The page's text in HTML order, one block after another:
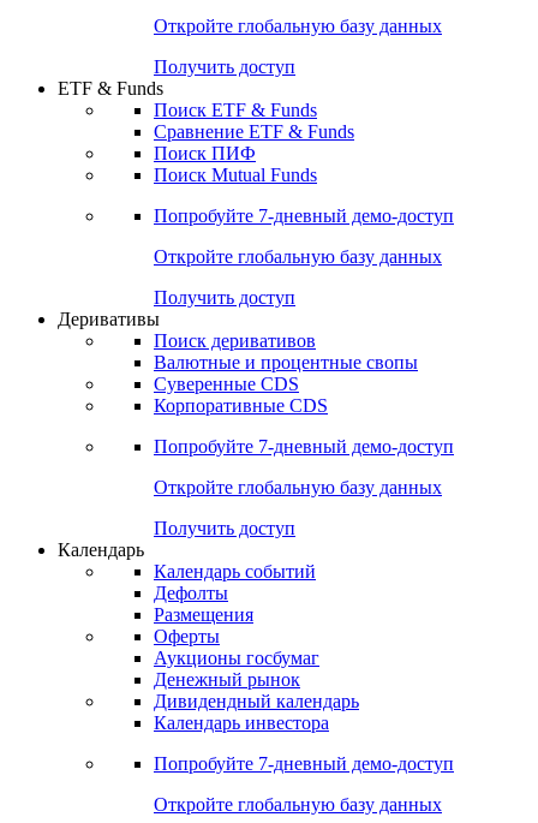
Откройте глобальную базу данных
Получить доступ
ETF & Funds
Поиск ETF & Funds
Сравнение ETF & Funds
Поиск ПИФ
Поиск Mutual Funds
Попробуйте 7-дневный демо-доступ
Откройте глобальную базу данных
Получить доступ
Деривативы
Поиск деривативов
Валютные и процентные свопы
Суверенные CDS
Корпоративные CDS
Попробуйте 7-дневный демо-доступ
Откройте глобальную базу данных
Получить доступ
Календарь
Календарь событий
Дефолты
Размещения
Оферты
Аукционы госбумаг
Денежный рынок
Дивидендный календарь
Календарь инвестора
Попробуйте 7-дневный демо-доступ
Откройте глобальную базу данных